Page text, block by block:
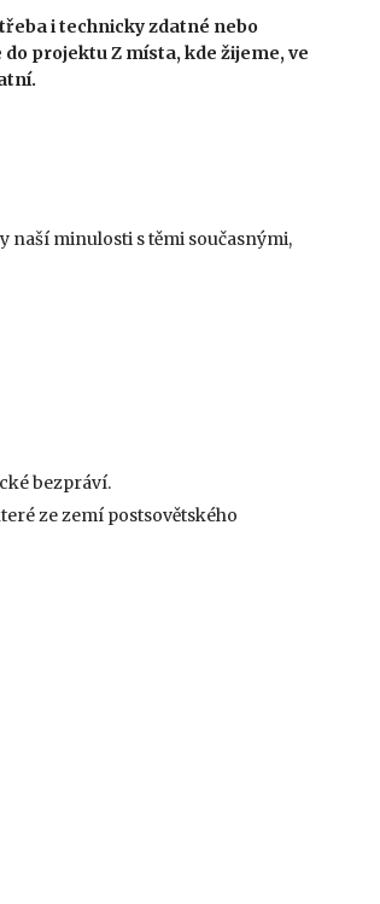
i technicky zdatné nebo
projektu Z místa, kde žijeme, ve
minulosti s těmi současnými,
bezpráví.
ze zemí postsovětského